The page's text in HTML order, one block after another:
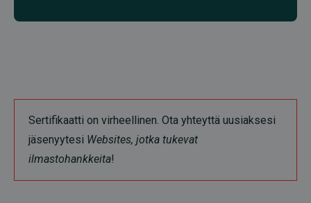
Sertifikaatti on virheellinen. Ota yhteyttä uusiaksesi
jäsenyytesi Websites, jotka tukevat
ilmastohankkeita!